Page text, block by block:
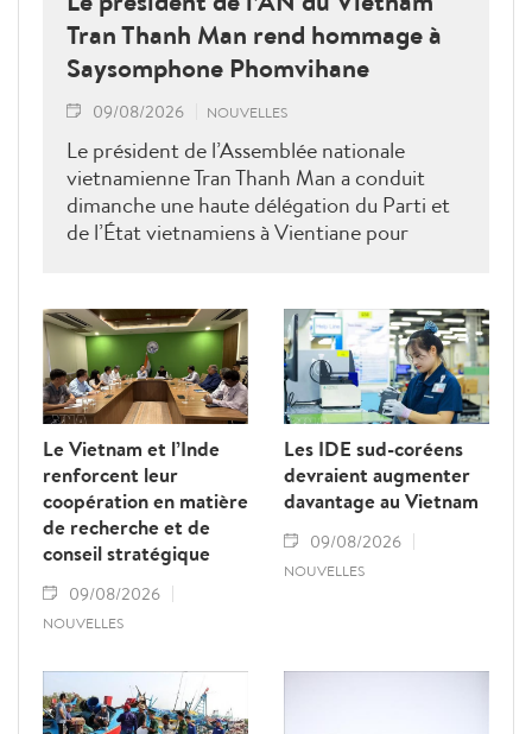
Tran Thanh Man rend hommage à
Saysomphone Phomvihane
09/08/2026 NOUVELLES
Le président de l’Assemblée nationale
vietnamienne Tran Thanh Man a conduit
dimanche une haute délégation du Parti et
de l’État vietnamiens à Vientiane pour
Phomvihane, soulignant ses contributions
au renforcement des relations d’amitié et
de solidarité entre les deux pays.
Le Vietnam et l’Inde
renforcent leur
coopération en matière
de recherche et de
conseil stratégique
09/08/2026
NOUVELLES
Les IDE sud-coréens
devraient augmenter
davantage au Vietnam
09/08/2026
NOUVELLES